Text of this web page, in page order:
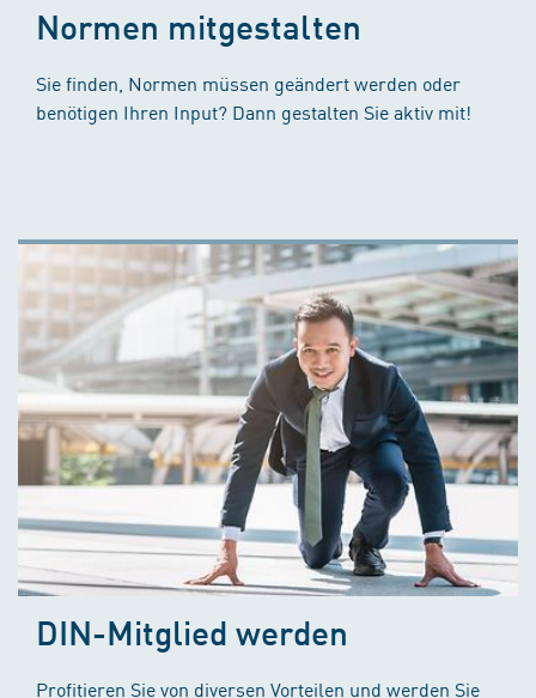
Normen mitgestalten
Sie finden, Normen müssen geändert werden oder
benötigen Ihren Input? Dann gestalten Sie aktiv mit!
DIN-Mitglied werden
Profitieren Sie von diversen Vorteilen und werden Sie